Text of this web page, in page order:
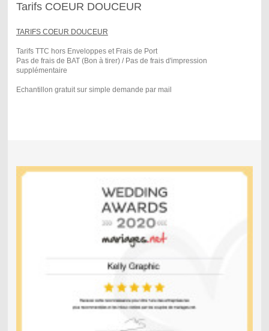
Tarifs COEUR DOUCEUR
TARIFS COEUR DOUCEUR
Tarifs TTC hors Enveloppes et Frais de Port
Pas de frais de BAT (Bon à tirer) / Pas de frais d'impression
supplémentaire
Echantillon gratuit sur simple demande par mail